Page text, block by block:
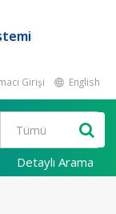
Girişi English
Detaylı Arama